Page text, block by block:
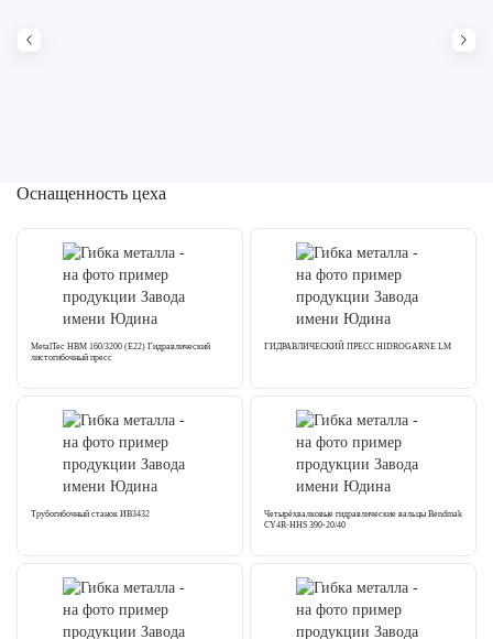
Оснащенность цеха
MetalTec HBM 160/3200 (E22) Гидравлический
листогибочный пресс
ГИДРАВЛИЧЕСКИЙ ПРЕСС HIDROGARNE LM
Трубогибочный станок ИВ3432
Четырёхвалковые гидравлические вальцы Bendmak
CY4R-HHS 390-20/40